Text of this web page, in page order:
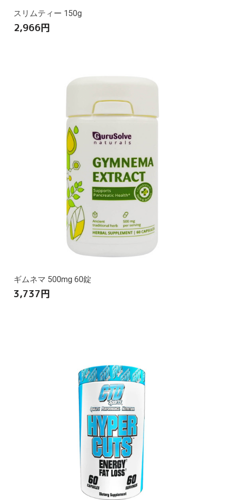
スリムティー 150g
2,966円
ギムネマ 500mg 60錠
3,737円